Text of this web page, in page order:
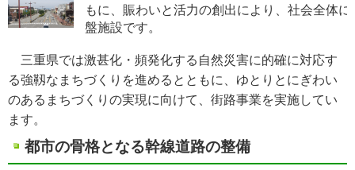
もに、賑わいと活力の創出により、社会全体
盤施設です。
三重県では激甚化・頻発化する自然災害に的確に対応す
る強靱なまちづくりを進めるとともに、ゆとりとにぎわい
のあるまちづくりの実現に向けて、街路事業を実施してい
ます。
都市の骨格となる幹線道路の整備